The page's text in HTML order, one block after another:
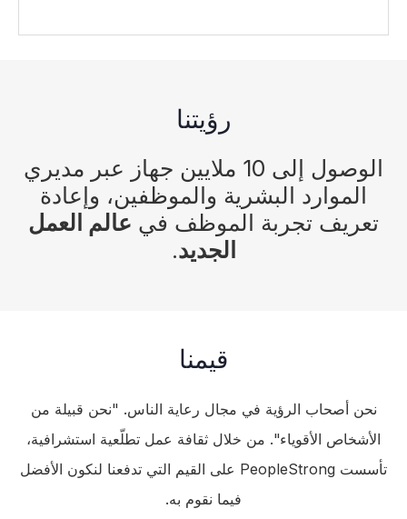
رؤيتنا
الوصول إلى 10 ملايين جهاز عبر مديري
الموارد البشرية والموظفين، وإعادة
تعريف تجربة الموظف في عالم العمل
الجديد.
قيمنا
نحن أصحاب الرؤية في مجال رعاية الناس. "نحن قبيلة من
الأشخاص الأقوياء". من خلال ثقافة عمل تطلّعية استشرافية،
تأسست PeopleStrong على القيم التي تدفعنا لنكون الأفضل
فيما نقوم به.